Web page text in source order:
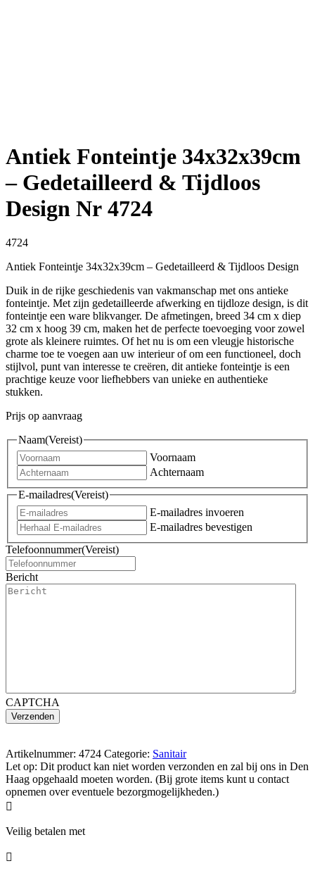
Antiek Fonteintje 34x32x39cm
– Gedetailleerd & Tijdloos
Design Nr 4724
4724
Antiek Fonteintje 34x32x39cm – Gedetailleerd & Tijdloos Design
Duik in de rijke geschiedenis van vakmanschap met ons antieke
fonteintje. Met zijn gedetailleerde afwerking en tijdloze design, is dit
fonteintje een ware blikvanger. De afmetingen, breed 34 cm x diep
32 cm x hoog 39 cm, maken het de perfecte toevoeging voor zowel
grote als kleinere ruimtes. Of het nu is om een vleugje historische
charme toe te voegen aan uw interieur of om een functioneel, doch
stijlvol, punt van interesse te creëren, dit antieke fonteintje is een
prachtige keuze voor liefhebbers van unieke en authentieke
stukken.
Prijs op aanvraag
Naam(Vereist)
Voornaam
Achternaam
E-mailadres(Vereist)
E-mailadres invoeren
E-mailadres bevestigen
Telefoonnummer(Vereist)
Bericht
CAPTCHA
Artikelnummer: 4724 Categorie: Sanitair
Let op: Dit product kan niet worden verzonden en zal bij ons in Den
Haag opgehaald moeten worden. (Bij grote items kunt u contact
opnemen over eventuele bezorgmogelijkheden.)

Veilig betalen met
